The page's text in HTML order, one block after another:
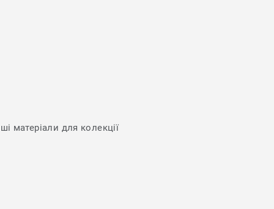
матеріали для колекції